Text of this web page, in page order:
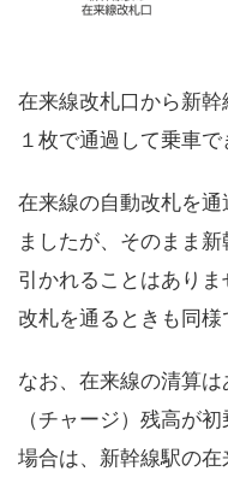
在来線改札口から新
１枚で通過して乗車で
在来線の自動改札を
ましたが、そのまま
引かれることはあり
改札を通るときも同様
なお、在来線の清算
（チャージ）残高が
場合は、新幹線駅の